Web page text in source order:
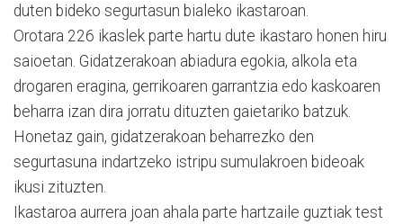
duten bideko segurtasun bialeko ikastaroan.
Orotara 226 ikaslek parte hartu dute ikastaro honen hiru
saioetan. Gidatzerakoan abiadura egokia, alkola eta
drogaren eragina, gerrikoaren garrantzia edo kaskoaren
beharra izan dira jorratu dituzten gaietariko batzuk.
Honetaz gain, gidatzerakoan beharrezko den
segurtasuna indartzeko istripu sumulakroen bideoak
ikusi zituzten.
Ikastaroa aurrera joan ahala parte hartzaile guztiak test